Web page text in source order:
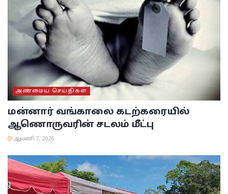
அண்மைய செய்திகள்
மன்னார் வங்காலை கடற்கரையில்
ஆணொருவரின் சடலம் மீட்பு
ஆவணி 7, 2026